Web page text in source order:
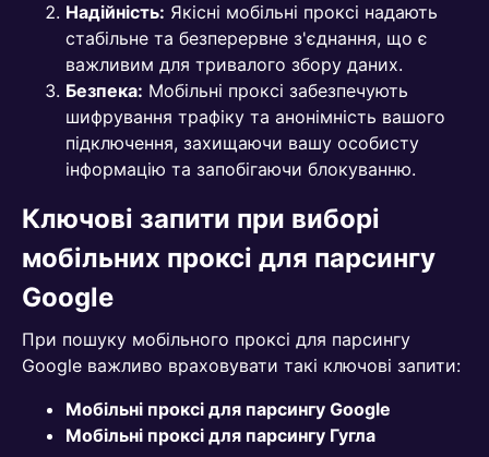
Надійність: Якісні мобільні проксі надають
стабільне та безперервне з'єднання, що є
важливим для тривалого збору даних.
Безпека: Мобільні проксі забезпечують
шифрування трафіку та анонімність вашого
підключення, захищаючи вашу особисту
інформацію та запобігаючи блокуванню.
Ключові запити при виборі
мобільних проксі для парсингу
Google
При пошуку мобільного проксі для парсингу
Google важливо враховувати такі ключові запити:
Мобільні проксі для парсингу Google
Мобільні проксі для парсингу Гугла